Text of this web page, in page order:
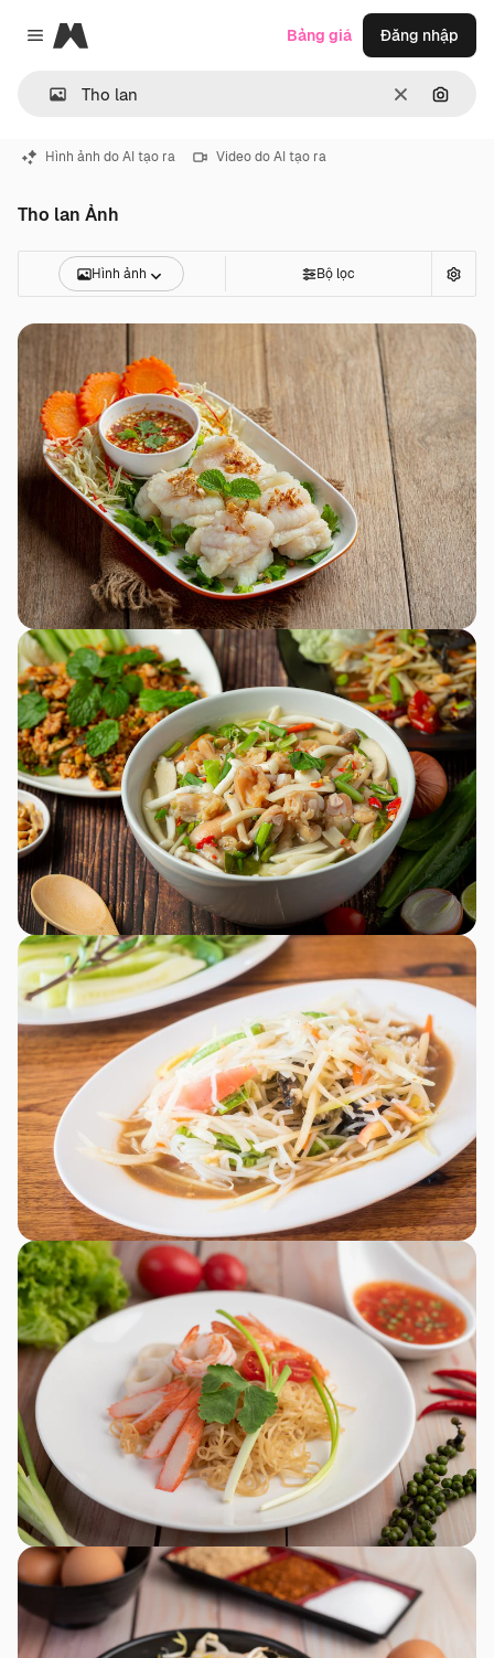
Close menu
Magnific
ThôngTìm
Bảng giá Đăng nhập
Hình ảnh do AI tạo ra Video do AI tạo ra
Tho lan Ảnh
Hình ảnh Bộ lọc